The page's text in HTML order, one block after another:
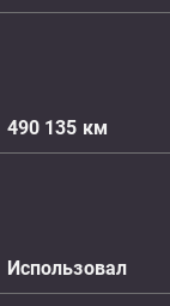
490 135 км
Использовал